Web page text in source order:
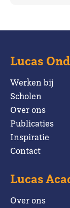
Lucas
Werken bij
Scholen
Over ons
Publicaties
Inspiratie
Contact
Lucas
Over ons